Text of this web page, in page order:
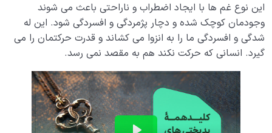
این نوع غم ها با ایجاد اضطراب و ناراحتی باعث می شوند
وجودمان کوچک شده و دچار پژمردگی و افسردگی شود. این له
شدگی و افسردگی ما را به انزوا می کشاند و قدرت حرکتمان را می
گیرد. انسانی که حرکت نکند هم به مقصد نمی رسد.